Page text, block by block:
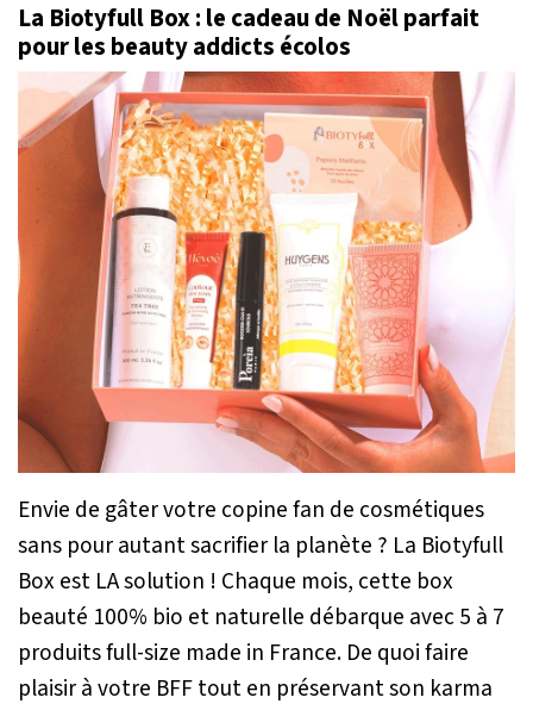
La Biotyfull Box : le cadeau de Noël parfait
pour les beauty addicts écolos
Envie de gâter votre copine fan de cosmétiques
sans pour autant sacrifier la planète ? La Biotyfull
Box est LA solution ! Chaque mois, cette box
beauté 100% bio et naturelle débarque avec 5 à 7
produits full-size made in France. De quoi faire
plaisir à votre BFF tout en préservant son karma